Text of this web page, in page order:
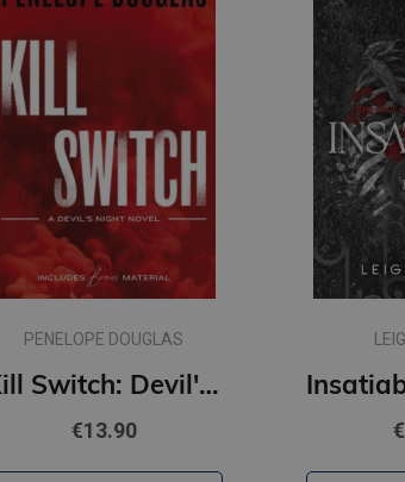
PENELOPE DOUGLAS
Kill Switch: Devil's Night #3
€13.90